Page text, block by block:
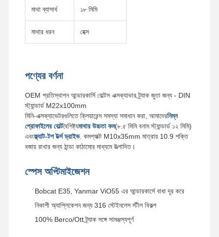
আমাদের সম্বন্ধে কারখানা ভ্রমণ
খবর মামলা ব্লগ
একটি উদ্ধৃতি
ট্র্যাক বোল্ট
প্লাগ বোল্ট
সেগমেন্ট বোল্ট
ট্র্যাক রোলার বোল্ট
মাথা ব্যাসার্ধ ১৮ মিমি
মাথার ধরন হেক্স
পণ্যের বর্ণনা
OEM প্রতিস্থাপন আন্ডারকার্সি বোল্টস এক্সক্যাভার ট্র্যাক জুতা জন্য - DIN
স্ট্যান্ডার্ড M22x100mm
মিনি-এক্সক্যাভেটরগুলিতে ক্লিয়ারেন্স সমস্যা সমাধান করা, আমাদেরনিম্ন
প্রোফাইলের বোল্টবৈশিষ্ট্যমাথার উচ্চতা কম(৮.৫ মিমি বনাম স্ট্যান্ডার্ড ১২ মিমি)
এবংফ্ল্যাট-টপ টর্ক্স ড্রাইভ. কমপ্যাক্ট M10x35mm মাত্রায় 10.9 শক্তি
বজায় রাখার জন্য ঠান্ডা কাঠামোর মাধ্যমে উত্পাদিত।
স্পেস অপ্টিমাইজেশন
Bobcat E35, Yanmar ViO55 এর আন্ডারকার্সে বাধা দূর করে
নিকাশী অ্যাপ্লিকেশন জন্য 316 স্টেইনলেস স্টীল বিকল্প
100% Berco/Ott ট্র্যাক সঙ্গে সামঞ্জস্যপূর্ণ